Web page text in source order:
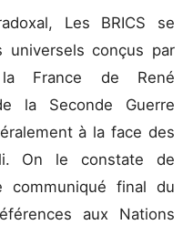
Les BRICS se
universels conçus par
France de René
la Seconde Guerre
à la face des
On le constate de
communiqué final du
aux Nations